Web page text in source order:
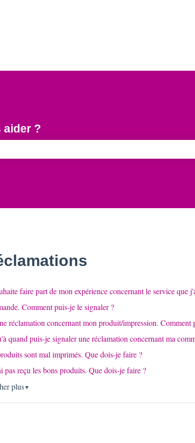
aider ?
faire part de mon expérience concernant le service que
Comment puis-je le signaler ?
réclamation concernant mon produit/impression. Comment
quand puis-je signaler une réclamation concernant ma
sont mal imprimés. Que dois-je faire ?
pas reçu les bons produits. Que dois-je faire ?
plus▼